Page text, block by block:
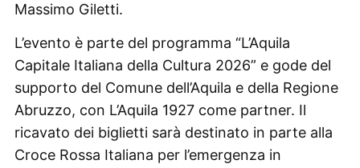
Massimo Giletti.
L’evento è parte del programma “L’Aquila
Capitale Italiana della Cultura 2026” e gode del
supporto del Comune dell’Aquila e della Regione
Abruzzo, con L’Aquila 1927 come partner. Il
ricavato dei biglietti sarà destinato in parte alla
Croce Rossa Italiana per l’emergenza in